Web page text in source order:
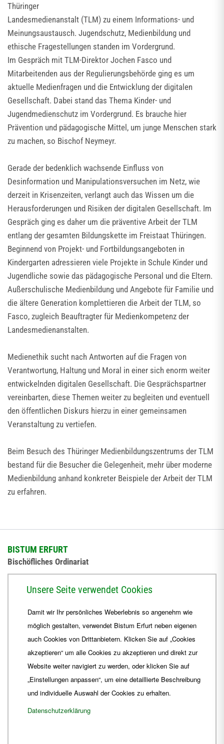
Thüringer
Landesmedienanstalt (TLM) zu einem Informations- und
Meinungsaustausch. Jugendschutz, Medienbildung und
ethische Fragestellungen standen im Vordergrund.
Im Gespräch mit TLM-Direktor Jochen Fasco und
Mitarbeitenden aus der Regulierungsbehörde ging es um
aktuelle Medienfragen und die Entwicklung der digitalen
Gesellschaft. Dabei stand das Thema Kinder- und
Jugendmedienschutz im Vordergrund. Es brauche hier
Prävention und pädagogische Mittel, um junge Menschen stark
zu machen, so Bischof Neymeyr.
Gerade der bedenklich wachsende Einfluss von
Desinformation und Manipulationsversuchen im Netz, wie
derzeit in Krisenzeiten, verlangt auch das Wissen um die
Herausforderungen und Risiken der digitalen Gesellschaft. Im
Gespräch ging es daher um die präventive Arbeit der TLM
entlang der gesamten Bildungskette im Freistaat Thüringen.
Beginnend von Projekt- und Fortbildungsangeboten in
Kindergarten adressieren viele Projekte in Schule Kinder und
Jugendliche sowie das pädagogische Personal und die Eltern.
Außerschulische Medienbildung und Angebote für Familie und
die ältere Generation komplettieren die Arbeit der TLM, so
Fasco, zugleich Beauftragter für Medienkompetenz der
Landesmedienanstalten.
Medienethik sucht nach Antworten auf die Fragen von
Verantwortung, Haltung und Moral in einer sich enorm weiter
entwickelnden digitalen Gesellschaft. Die Gesprächspartner
vereinbarten, diese Themen weiter zu begleiten und eventuell
den öffentlichen Diskurs hierzu in einer gemeinsamen
Veranstaltung zu vertiefen.
Beim Besuch des Thüringer Medienbildungszentrums der TLM
bestand für die Besucher die Gelegenheit, mehr über moderne
Medienbildung anhand konkreter Beispiele der Arbeit der TLM
zu erfahren.
BISTUM ERFURT
Bischöfliches Ordinariat
+49 361 6572-444
ordinariat Bistum-Erfurt.de
Unsere Seite verwendet Cookies
Damit wir Ihr persönliches Weberlebnis so angenehm wie
möglich gestalten, verwendet Bistum Erfurt neben eigenen
auch Cookies von Drittanbietern. Klicken Sie auf „Cookies
akzeptieren“ um alle Cookies zu akzeptieren und direkt zur
Website weiter navigiert zu werden, oder klicken Sie auf
„Einstellungen anpassen“, um eine detaillierte Beschreibung
und individuelle Auswahl der Cookies zu erhalten.
Datenschutzerklärung